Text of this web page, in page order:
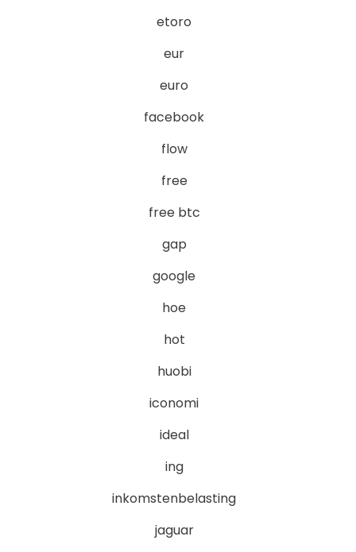
etoro
eur
euro
facebook
flow
free
free btc
gap
google
hoe
hot
huobi
iconomi
ideal
ing
inkomstenbelasting
jaguar